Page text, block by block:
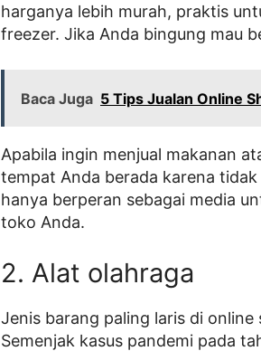
harganya lebih murah, praktis
freezer. Jika Anda bingung mau
Baca Juga 5 Tips Jualan Online
Apabila ingin menjual makanan
tempat Anda berada karena
hanya berperan sebagai media
toko Anda.
2. Alat olahraga
Jenis barang paling laris di
Semenjak kasus pandemi pada